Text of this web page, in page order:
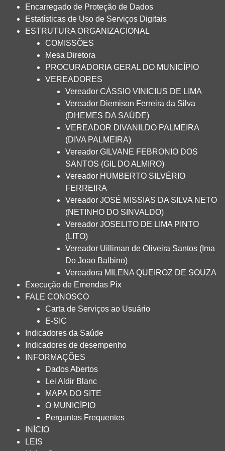
Encarregado de Proteção de Dados
Estatísticas de Uso de Serviços Digitais
ESTRUTURA ORGANIZACIONAL
COMISSÕES
Mesa Diretora
PROCURADORIA GERAL DO MUNICÍPIO
VEREADORES
Vereador CÁSSIO VINICIUS DE LIMA
Vereador Diemison Ferreira da Silva
(DHEMES DA SAÚDE)
VEREADOR DIVANILDO PALMEIRA
(DIVA PALMEIRA)
Vereador GILVANE FEBRONIO DOS
SANTOS (GIL DO ALMIRO)
Vereador HUMBERTO SILVÉRIO
FERREIRA
Vereador JOSÉ MISSIAS DA SILVA NETO
(NETINHO DO SINVALDO)
Vereador JOSELITO DE LIMA PINTO
(LITO)
Vereador Uilliman de Oliveira Santos (Ima
Do Joao Balbino)
Vereadora MILENA QUEIROZ DE SOUZA
Execução de Emendas Pix
FALE CONOSCO
Carta de Serviços ao Usuário
E-SIC
Indicadores da Saúde
Indicadores de desempenho
INFORMAÇÕES
Dados Abertos
Lei Aldir Blanc
MAPA DO SITE
O MUNICÍPIO
Perguntas Frequentes
INÍCIO
LEIS